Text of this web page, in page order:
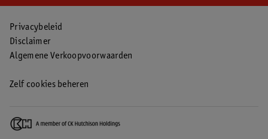
Privacybeleid
Disclaimer
Algemene Verkoopvoorwaarden
Zelf cookies beheren